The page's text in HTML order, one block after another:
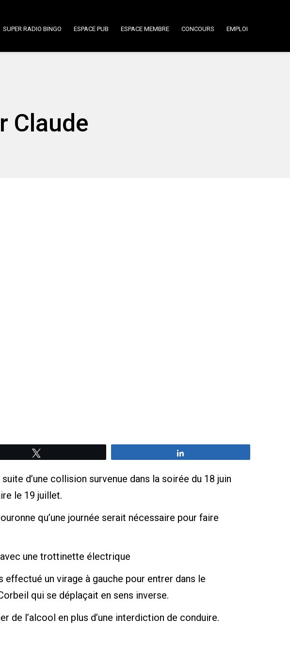
SUPER RADIO BINGO ESPACE PUB ESPACE MEMBRE CONCOURS EMPLOI
Claude
d’une collision survenue dans la soirée du 18 juin
le 19 juillet.
qu’une journée serait nécessaire pour faire
une trottinette électrique
un virage à gauche pour entrer dans le
qui se déplaçait en sens inverse.
de l’alcool en plus d’une interdiction de conduire.